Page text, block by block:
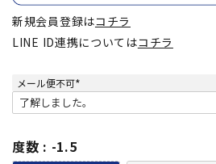
新規会員登録はコチラ
LINE ID連携についてはコチラ
メール便不可
(
必
須
度数 -1.5